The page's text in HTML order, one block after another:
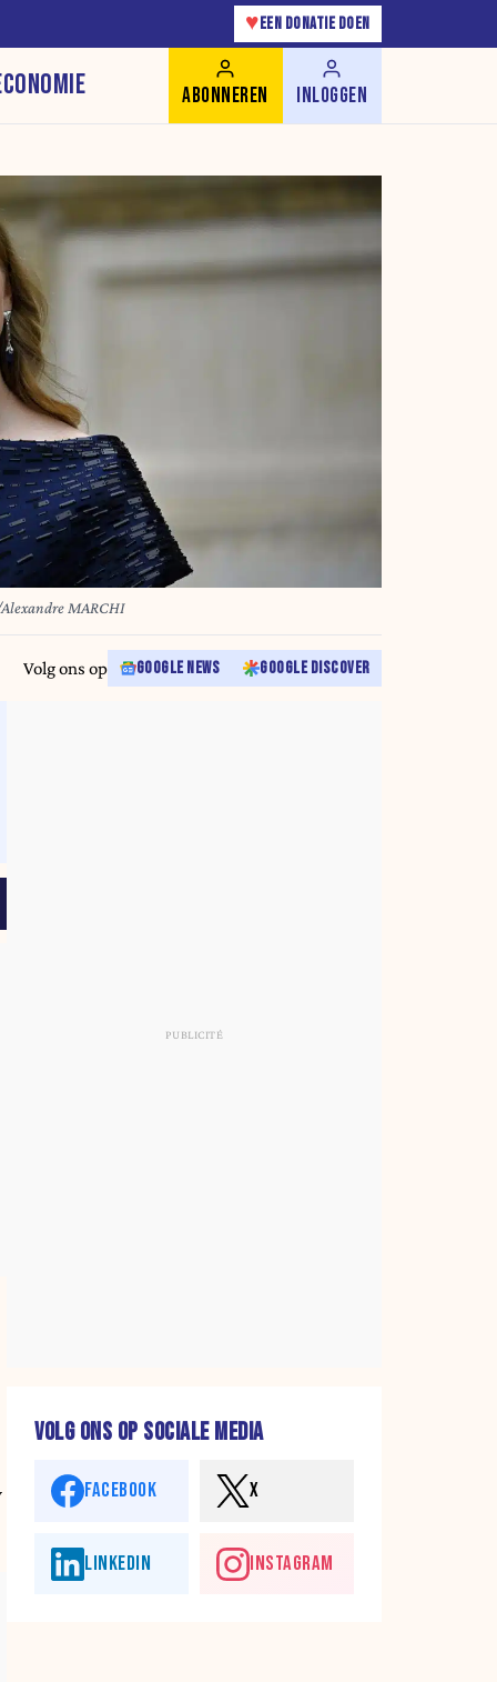
♥ EEN DONATIE DOEN
ABONNEREN INLOGGEN
MARCHI
Volg ons op GOOGLE NEWS GOOGLE DISCOVER
VOLG ONS OP SOCIALE MEDIA
FACEBOOK X
LINKEDIN INSTAGRAM